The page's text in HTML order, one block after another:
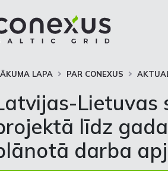
LAPA PAR CONEXUS
Lietuvas
līdz
darba